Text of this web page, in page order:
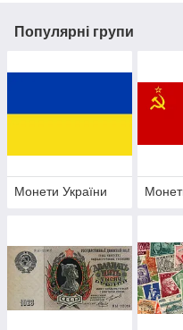
Популярні групи
Монети України